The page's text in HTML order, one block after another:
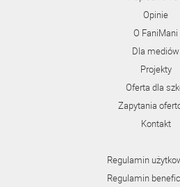
Opinie
O FaniMani
Dla mediów
Projekty
Oferta dla
Zapytania
Kontakt
Regulamin
Regulamin